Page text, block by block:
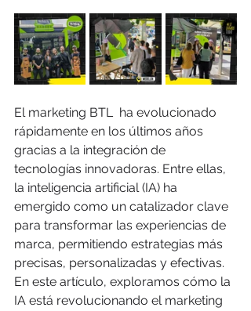
El marketing BTL  ha evolucionado
rápidamente en los últimos años
gracias a la integración de
tecnologías innovadoras. Entre ellas,
la inteligencia artificial (IA) ha
emergido como un catalizador clave
para transformar las experiencias de
marca, permitiendo estrategias más
precisas, personalizadas y efectivas.
En este artículo, exploramos cómo la
IA está revolucionando el marketing